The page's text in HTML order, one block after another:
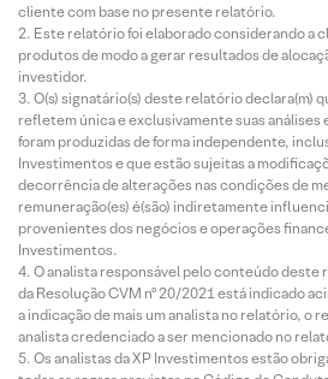
cliente com base no presente relatório.
Este relatório foi elaborado considerando a
produtos de modo a gerar resultados de
investidor.
O(s) signatário(s) deste relatório declara(m)
refletem única e exclusivamente suas análises
foram produzidas de forma independente,
Investimentos e que estão sujeitas a
decorrência de alterações nas condições de
remuneração(es) é(são) indiretamente
provenientes dos negócios e operações
Investimentos.
O analista responsável pelo conteúdo
da Resolução CVM nº 20/2021 está indicado
a indicação de mais um analista no relatório, o
analista credenciado a ser mencionado no
Os analistas da XP Investimentos estão